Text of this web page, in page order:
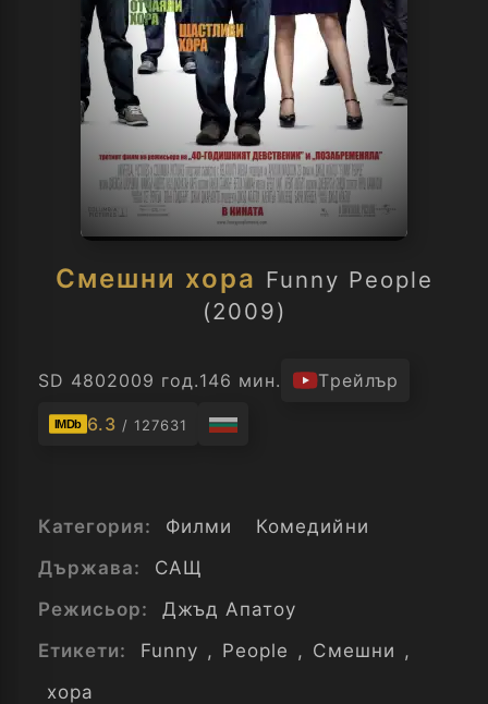
Смешни хора Funny People
(2009)
SD 4802009 год.146 мин. Трейлър
IMDb 6.3 / 127631
Категория: Филми
Комедийни
Държава:
САЩ
Режисьор:
Джъд Апатоу
Етикети:
Funny , People , Смешни ,
хора